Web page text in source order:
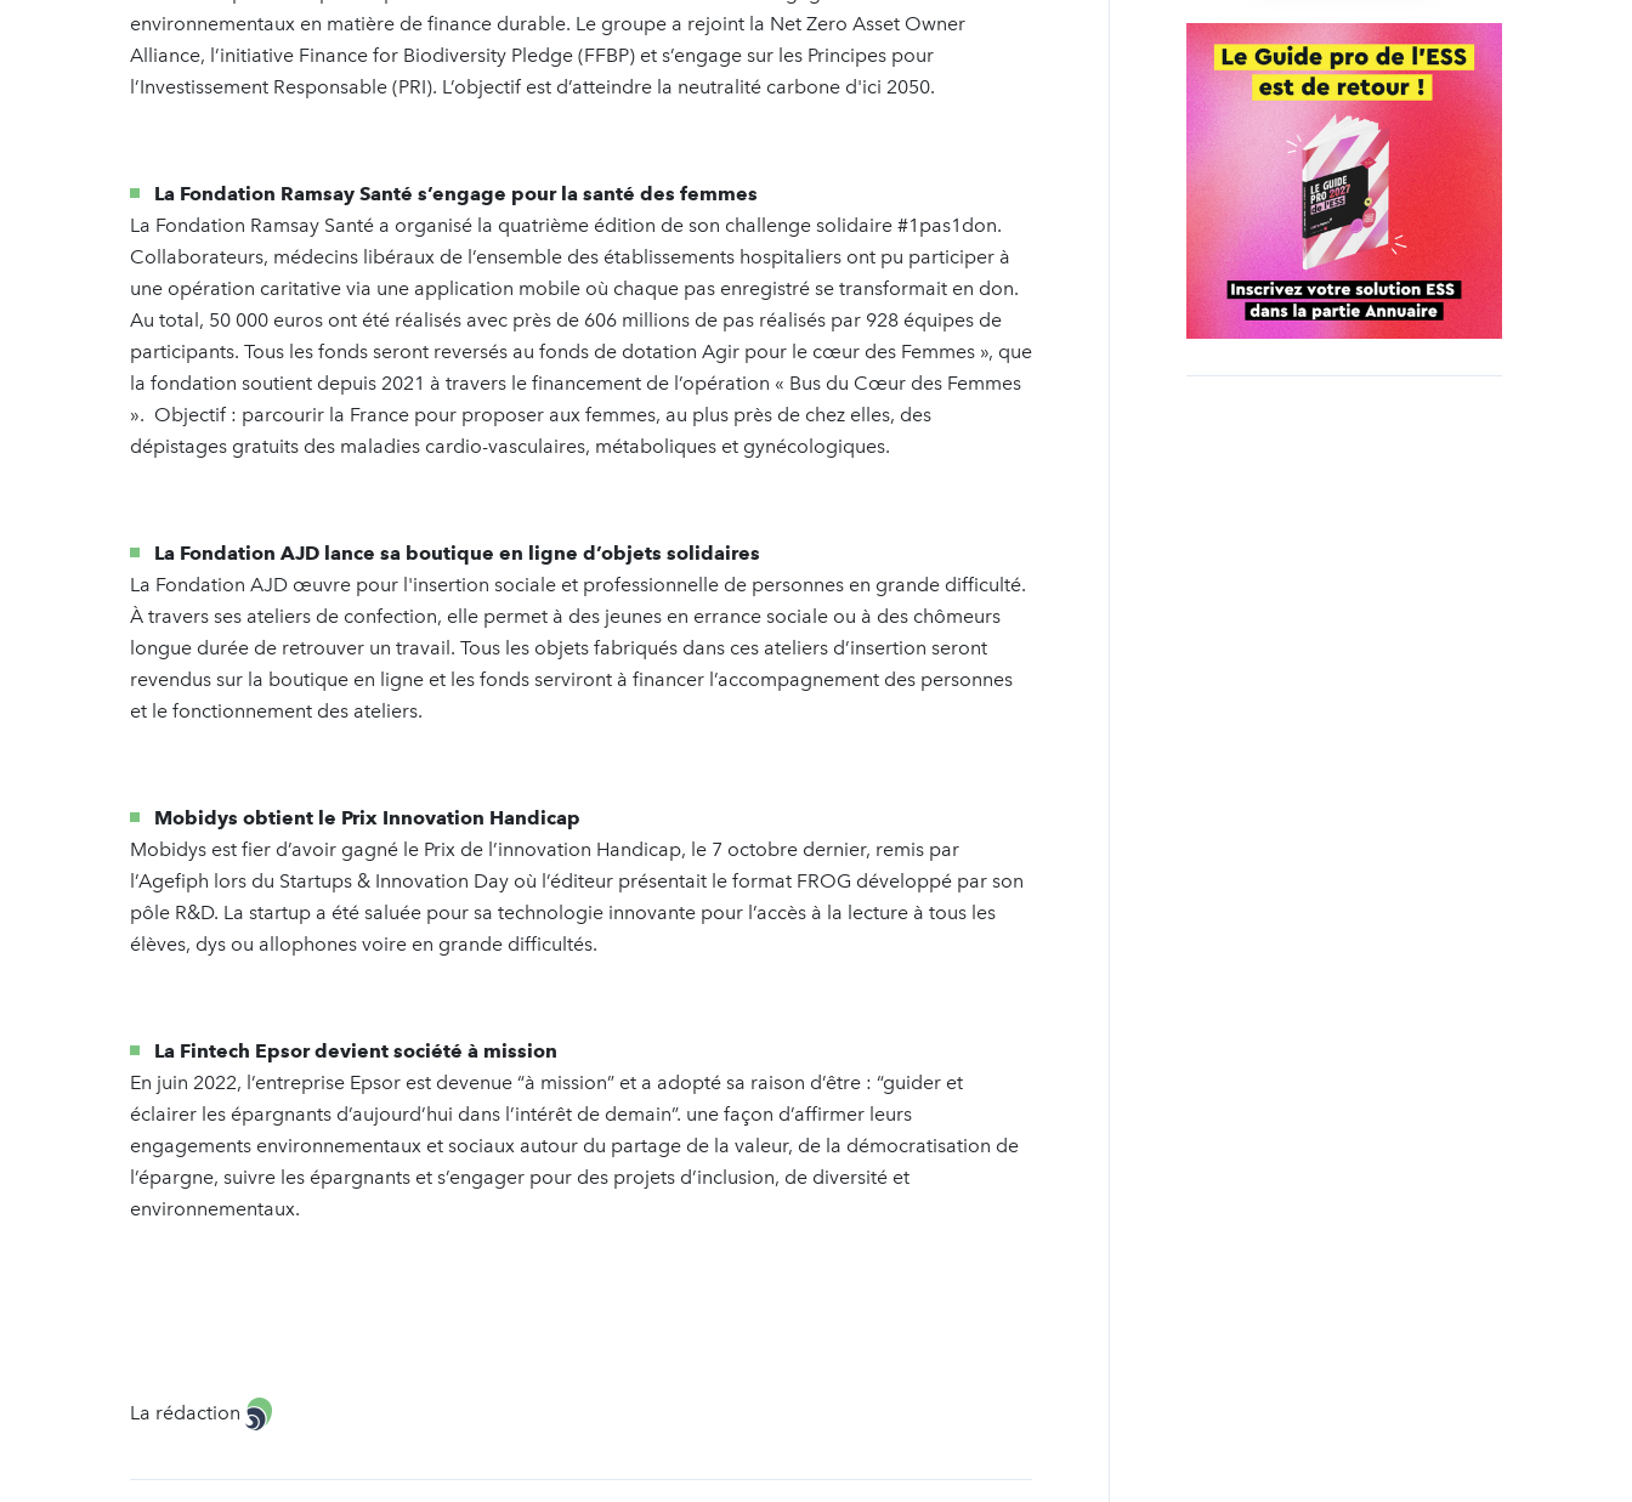
environnementaux en matière de finance durable. Le groupe a rejoint la Net Zero Asset Owner
Alliance, l’initiative Finance for Biodiversity Pledge (FFBP) et s’engage sur les Principes pour
l’Investissement Responsable (PRI). L’objectif est d’atteindre la neutralité carbone d'ici 2050.
La Fondation Ramsay Santé s’engage pour la santé des femmes
La Fondation Ramsay Santé a organisé la quatrième édition de son challenge solidaire #1pas1don.
Collaborateurs, médecins libéraux de l’ensemble des établissements hospitaliers ont pu participer à
une opération caritative via une application mobile où chaque pas enregistré se transformait en don.
Au total, 50 000 euros ont été réalisés avec près de 606 millions de pas réalisés par 928 équipes de
participants. Tous les fonds seront reversés au fonds de dotation Agir pour le cœur des Femmes », que
la fondation soutient depuis 2021 à travers le financement de l’opération « Bus du Cœur des Femmes
». Objectif : parcourir la France pour proposer aux femmes, au plus près de chez elles, des
dépistages gratuits des maladies cardio-vasculaires, métaboliques et gynécologiques.
La Fondation AJD lance sa boutique en ligne d’objets solidaires
La Fondation AJD œuvre pour l'insertion sociale et professionnelle de personnes en grande difficulté.
À travers ses ateliers de confection, elle permet à des jeunes en errance sociale ou à des chômeurs
longue durée de retrouver un travail. Tous les objets fabriqués dans ces ateliers d’insertion seront
revendus sur la boutique en ligne et les fonds serviront à financer l’accompagnement des personnes
et le fonctionnement des ateliers.
Mobidys obtient le Prix Innovation Handicap
Mobidys est fier d’avoir gagné le Prix de l’innovation Handicap, le 7 octobre dernier, remis par
l’Agefiph lors du Startups & Innovation Day où l’éditeur présentait le format FROG développé par son
pôle R&D. La startup a été saluée pour sa technologie innovante pour l’accès à la lecture à tous les
élèves, dys ou allophones voire en grande difficultés.
La Fintech Epsor devient société à mission
En juin 2022, l’entreprise Epsor est devenue “à mission” et a adopté sa raison d’être : “guider et
éclairer les épargnants d’aujourd’hui dans l’intérêt de demain”. une façon d’affirmer leurs
engagements environnementaux et sociaux autour du partage de la valeur, de la démocratisation de
l’épargne, suivre les épargnants et s’engager pour des projets d’inclusion, de diversité et
environnementaux.
La rédaction